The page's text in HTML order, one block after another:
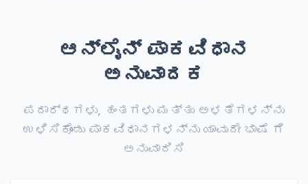
ಆನ್‌ಲೈನ್ ಪಾಕವಿಧಾನ
ಅನುವಾದಕ
ಪದಾರ್ಥಗಳು, ಹಂತಗಳು ಮತ್ತು ಅಳತೆಗಳನ್ನು
ಉಳಿಸಿಕೊಂಡು ಪಾಕವಿಧಾನಗಳನ್ನು ಯಾವುದೇ ಭಾಷೆ ಗೆ
ಅನುವಾದಿಸಿ